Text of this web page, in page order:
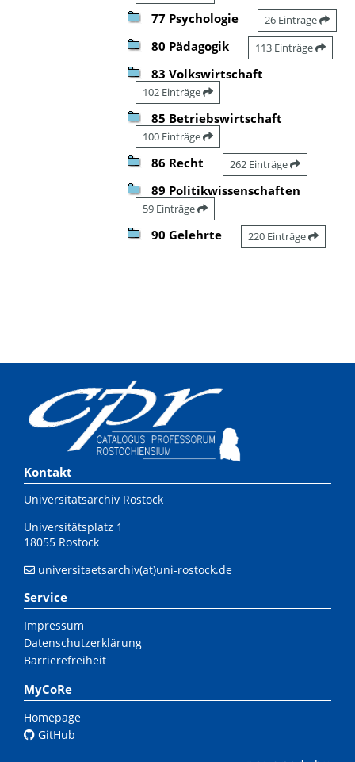
77 Psychologie 26 Einträge
80 Pädagogik 113 Einträge
83 Volkswirtschaft
102 Einträge
85 Betriebswirtschaft
100 Einträge
86 Recht 262 Einträge
89 Politikwissenschaften
59 Einträge
90 Gelehrte 220 Einträge
Kontakt
Universitätsarchiv Rostock
Universitätsplatz 1
18055 Rostock
universitaetsarchiv(at)uni-rostock.de
Service
Impressum
Datenschutzerklärung
Barrierefreiheit
MyCoRe
Homepage
GitHub